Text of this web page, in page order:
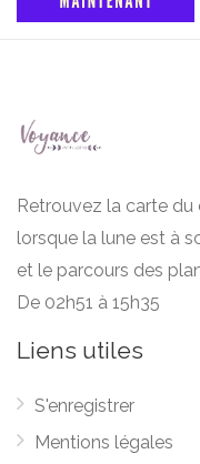
Retrouvez la carte
lorsque la lune est à
et le parcours des
De 02h51 à 15h35
Liens utiles
S'enregistrer
Mentions légales